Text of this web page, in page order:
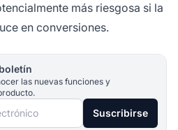
más riesgosa si la
en conversiones.
las nuevas funciones y
Suscribirse